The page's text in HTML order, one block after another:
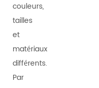
couleurs,
tailles
et
matériaux
différents.
Par